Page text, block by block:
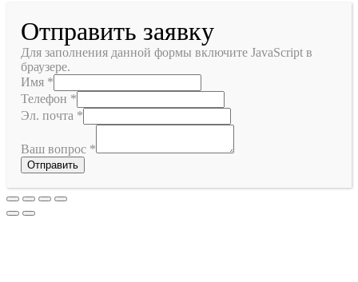
Отправить заявку
Для заполнения данной формы включите JavaScript в
браузере.
Имя *
Телефон *
Эл. почта *
Ваш вопрос *
Отправить